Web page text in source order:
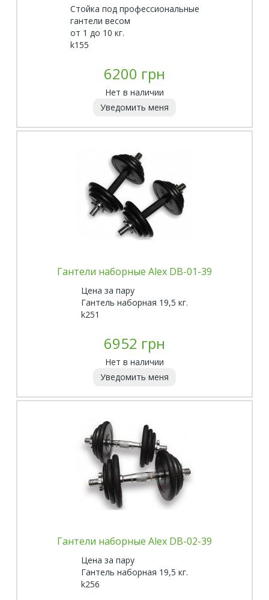
Стойка под профессиональные
гантели весом
от 1 до 10 кг.
k155
6200 грн
Нет в наличии
Уведомить меня
Гантели наборные Alex DB-01-39
Цена за пару
Гантель наборная 19,5 кг.
k251
6952 грн
Нет в наличии
Уведомить меня
Гантели наборные Alex DB-02-39
Цена за пару
Гантель наборная 19,5 кг.
k256